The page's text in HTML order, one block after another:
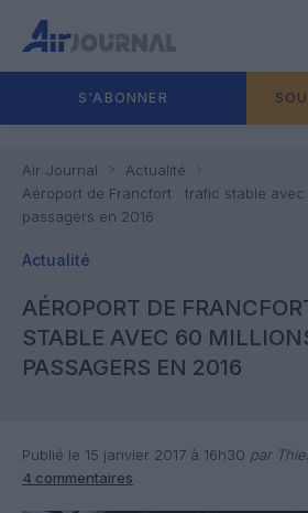
S'ABONNER
Air Journal
Actualité
Aéroport de Francfort : trafic stable
passagers en 2016
Actualité
AÉROPORT DE
STABLE AVEC 60
PASSAGERS EN 2016
Publié le 15 janvier 2017 à 16h30 par
4 commentaires